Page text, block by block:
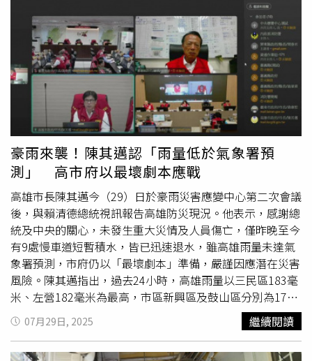
豪雨來襲！陳其邁認「雨量低於氣象署預
測」 高市府以最壞劇本應戰
高雄市長陳其邁今（29）日於豪雨災害應變中心第二次會議
後，與賴清德總統視訊報告高雄防災現況。他表示，感謝總
統及中央的關心，未發生重大災情及人員傷亡，僅昨晚至今
有9處慢車道短暫積水，皆已迅速退水，雖高雄雨量未達氣
象署預測，市府仍以「最壞劇本」準備，嚴謹因應潛在災害
風險。陳其邁指出，過去24小時，高雄雨量以三民區183毫
米、左營182毫米為最高，市區新興區及鼓山區分別為176
毫米及168毫米。氣象署預估今晚入夜後，平地及山區降雨
可能達340毫米，接近大豪雨標準，高雄持續嚴密監控。陳
其邁也特別感謝國防部及相關部會支持，國軍已進駐甲仙、
07月29日, 2025 繼續閱讀